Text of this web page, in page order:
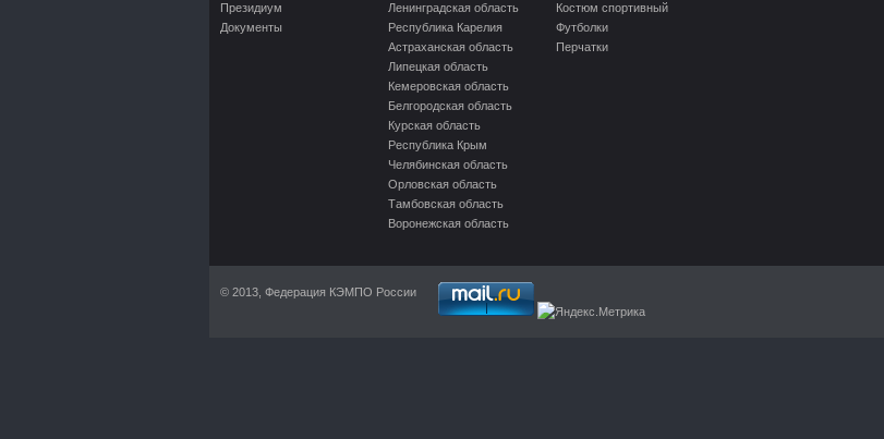
Президиум
Документы
Ленинградская область
Республика Карелия
Астраханская область
Липецкая область
Кемеровская область
Белгородская область
Курская область
Республика Крым
Челябинская область
Орловская область
Тамбовская область
Воронежская область
Костюм спортивный
Футболки
Перчатки
© 2013, Федерация КЭМПО России